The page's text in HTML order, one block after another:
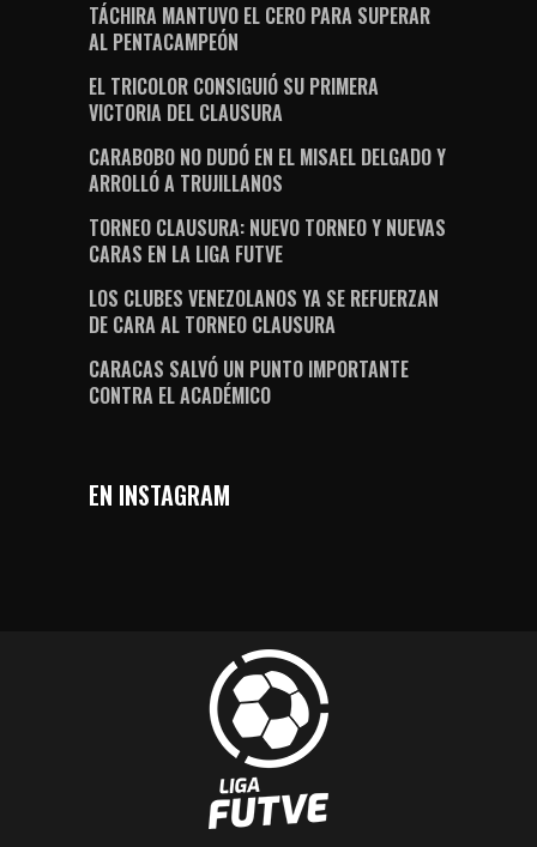
TÁCHIRA MANTUVO EL CERO PARA SUPERAR
AL PENTACAMPEÓN
EL TRICOLOR CONSIGUIÓ SU PRIMERA
VICTORIA DEL CLAUSURA
CARABOBO NO DUDÓ EN EL MISAEL DELGADO Y
ARROLLÓ A TRUJILLANOS
TORNEO CLAUSURA: NUEVO TORNEO Y NUEVAS
CARAS EN LA LIGA FUTVE
LOS CLUBES VENEZOLANOS YA SE REFUERZAN
DE CARA AL TORNEO CLAUSURA
CARACAS SALVÓ UN PUNTO IMPORTANTE
CONTRA EL ACADÉMICO
EN INSTAGRAM